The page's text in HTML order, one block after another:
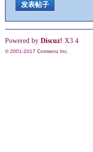
鋒
发表帖子
Powered by Discuz! X3.4
© 2001-2017 Comsenz Inc.